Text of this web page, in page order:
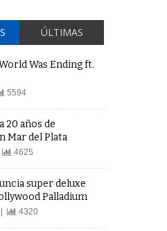
ÚLTIMAS
Was Ending ft.
5594
20 años de
Mar del Plata
4625
super deluxe
Palladium
4320